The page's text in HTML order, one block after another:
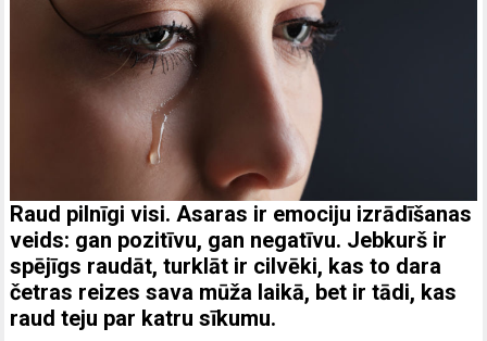
Raud pilnīgi visi. Asaras ir emociju izrādīšanas
veids: gan pozitīvu, gan negatīvu. Jebkurš ir
spējīgs raudāt, turklāt ir cilvēki, kas to dara
četras reizes sava mūža laikā, bet ir tādi, kas
raud teju par katru sīkumu.